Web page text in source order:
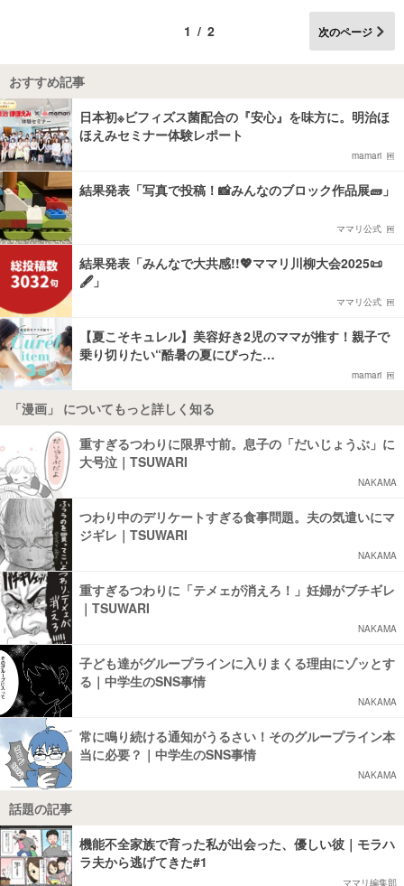
1/2 次のページ
おすすめ記事
日本初※ビフィズス菌配合の『安心』を味方に。明治ほ
ほえみセミナー体験レポート
mamari
結果発表「写真で投稿！📸みんなのブロック作品展🧱」
ママリ公式
結果発表「みんなで大共感!!💖ママリ川柳大会2025📜
🖋️」
ママリ公式
【夏こそキュレル】美容好き2児のママが推す！親子で
乗り切りたい“酷暑の夏にぴった…
mamari
「漫画」 についてもっと詳しく知る
重すぎるつわりに限界寸前。息子の「だいじょうぶ」に
大号泣｜TSUWARI
NAKAMA
つわり中のデリケートすぎる食事問題。夫の気遣いにマ
ジギレ｜TSUWARI
NAKAMA
重すぎるつわりに「テメェが消えろ！」妊婦がブチギレ
｜TSUWARI
NAKAMA
子ども達がグループラインに入りまくる理由にゾッとす
る｜中学生のSNS事情
NAKAMA
常に鳴り続ける通知がうるさい！そのグループライン本
当に必要？｜中学生のSNS事情
NAKAMA
話題の記事
機能不全家族で育った私が出会った、優しい彼｜モラハ
ラ夫から逃げてきた#1
ママリ編集部